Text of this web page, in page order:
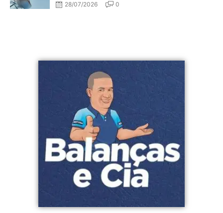
28/07/2026 0